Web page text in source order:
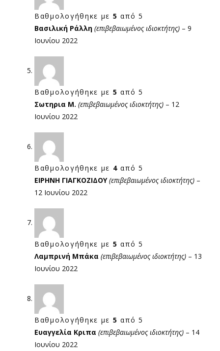
Βαθμολογήθηκε με 5 από 5
Βασιλική Ράλλη (επιβεβαιωμένος ιδιοκτήτης) – 9
Ιουνίου 2022
Βαθμολογήθηκε με 5 από 5
Σωτηρια Μ. (επιβεβαιωμένος ιδιοκτήτης) – 12
Ιουνίου 2022
Βαθμολογήθηκε με 4 από 5
ΕΙΡΗΝΗ ΓΙΑΓΚΟΖΙΔΟΥ(επιβεβαιωμένος ιδιοκτήτης) –
12 Ιουνίου 2022
Βαθμολογήθηκε με 5 από 5
Λαμπρινή Μπάκα (επιβεβαιωμένος ιδιοκτήτης) – 13
Ιουνίου 2022
Βαθμολογήθηκε με 5 από 5
Ευαγγελία Κριπα (επιβεβαιωμένος ιδιοκτήτης) – 14
Ιουνίου 2022